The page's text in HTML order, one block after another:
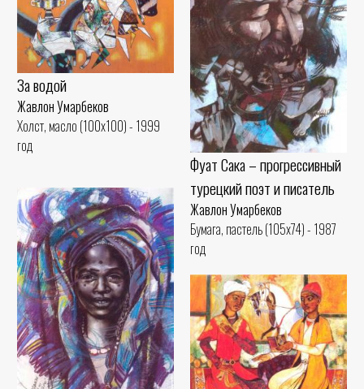
За водой
Жавлон Умарбеков
Холст, масло (100x100) - 1999
год
Фуат Сака – прогрессивный
турецкий поэт и писатель
Жавлон Умарбеков
Бумага, пастель (105x74) - 1987
год